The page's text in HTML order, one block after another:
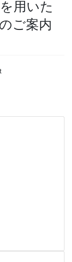
用いた
ご案内